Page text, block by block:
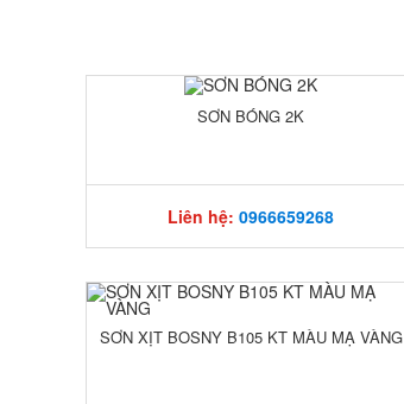
SƠN BÓNG 2K
Liên hệ:0966659268
SƠN XỊT BOSNY B105 KT MÀU MẠ VÀNG